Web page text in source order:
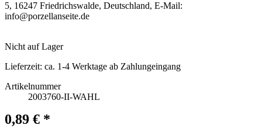
5, 16247 Friedrichswalde, Deutschland, E-Mail:
info@porzellanseite.de
Nicht auf Lager
Lieferzeit: ca. 1-4 Werktage ab Zahlungeingang
Artikelnummer
2003760-II-WAHL
0,89 € *